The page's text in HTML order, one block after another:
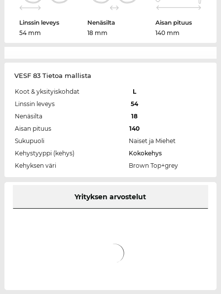
Linssin leveys
54 mm
Nenäsilta
18 mm
Aisan pituus
140 mm
VESF 83 Tietoa mallista
Koot & yksityiskohdat
L
Linssin leveys
54
Nenäsilta
18
Aisan pituus
140
Sukupuoli
Naiset ja Miehet
Kehystyyppi (kehys)
Kokokehys
Kehyksen väri
Brown Top+grey
Yrityksen arvostelut